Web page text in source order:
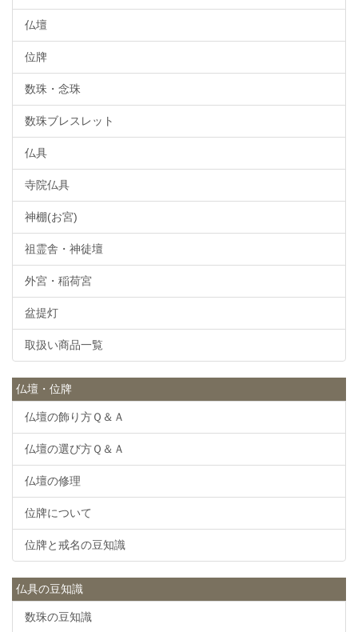
仏壇
位牌
数珠・念珠
数珠ブレスレット
仏具
寺院仏具
神棚(お宮)
祖霊舎・神徒壇
外宮・稲荷宮
盆提灯
取扱い商品一覧
仏壇・位牌
仏壇の飾り方Ｑ＆Ａ
仏壇の選び方Ｑ＆Ａ
仏壇の修理
位牌について
位牌と戒名の豆知識
仏具の豆知識
数珠の豆知識